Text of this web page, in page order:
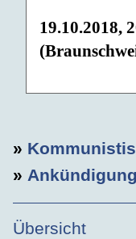
19.10.2018,
»
»
Übersicht